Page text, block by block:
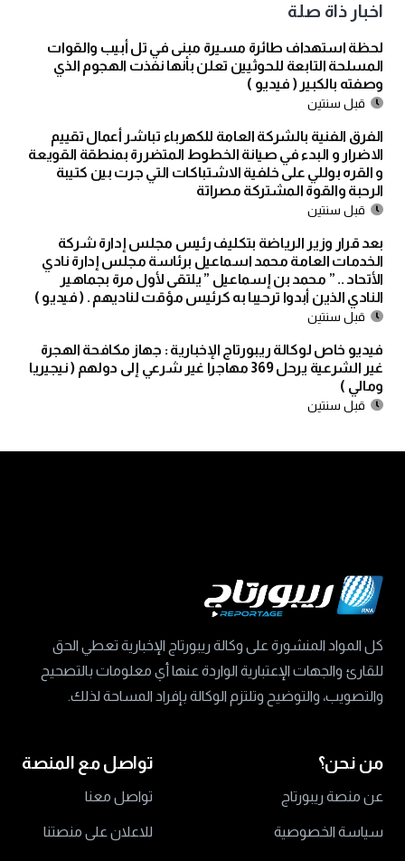
اخبار ذاة صلة
لحظة استهداف طائرة مسيرة مبنى في تل أبيب والقوات
المسلحة التابعة للحوثيين تعلن بأنها نفذت الهجوم الذي
وصفته بالكبير ( فيديو )
قبل سنتين
الفرق الفنية بالشركة العامة للكهرباء تباشر أعمال تقييم
الاضرار و البدء في صيانة الخطوط المتضررة بمنطقة القويعة
و القره بوللي على خلفية الاشتباكات التي جرت بين كتيبة
الرحبة والقوة المشتركة مصراتة
قبل سنتين
بعد قرار وزير الرياضة بتكليف رئيس مجلس إدارة شركة
الخدمات العامة محمد اسماعيل برئاسة مجلس إدارة نادي
الأتحاد .. ” محمد بن إسماعيل ” يلتقى لأول مرة بجماهير
النادي الذين أبدوا ترحيبا به كرئيس مؤقت لناديهم . ( فيديو )
قبل سنتين
فيديو خاص لوكالة ريبورتاج الإخبارية : جهاز مكافحة الهجرة
غير الشرعية يرحل 369 مهاجرا غير شرعي إلى دولهم ( نيجيريا
ومالي )
قبل سنتين
كل المواد المنشورة على وكالة ريبورتاج الإخبارية تعطي الحق
للقارئ والجهات الإعتبارية الواردة عنها أي معلومات بالتصحيح
والتصويب، والتوضيح وتلتزم الوكالة بإفراد المساحة لذلك.
من نحن؟
عن منصة ريبورتاج
سياسة الخصوصية
تواصل مع المنصة
تواصل معنا
للاعلان على منصتنا